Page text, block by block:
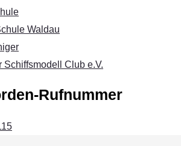
Waldau
Schiffsmodell Club e.V.
Rufnummer